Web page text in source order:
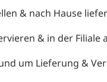
& nach Hause
& in der Filiale
um Lieferung &